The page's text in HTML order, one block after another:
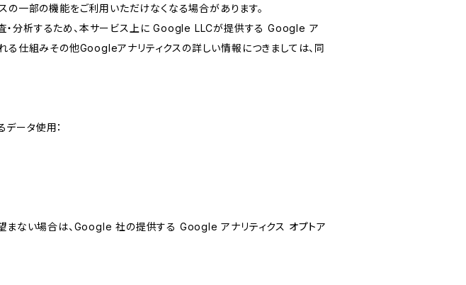
の一部の機能をご利用いただけなくなる場合があります。
査・分析するため、本サービス上に Google LLCが提供する Google ア
る仕組みその他Googleアナリティクスの詳しい情報につきましては、同
ータ使用：
まない場合は、Google 社の提供する Google アナリティクス オプトア